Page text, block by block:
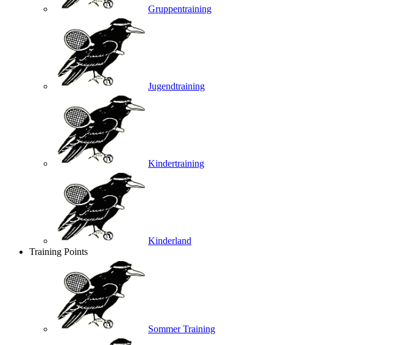
Gruppentraining
Jugendtraining
Kindertraining
Kinderland
Training Points
Sommer Training